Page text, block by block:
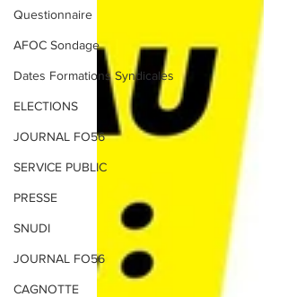
Questionnaire
AFOC Sondage
Dates Formations Syndicales
ELECTIONS
JOURNAL FO56
SERVICE PUBLIC
PRESSE
SNUDI
JOURNAL FO56
CAGNOTTE